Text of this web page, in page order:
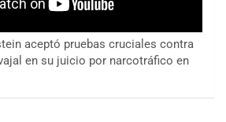
aceptó pruebas cruciales contra
en su juicio por narcotráfico en